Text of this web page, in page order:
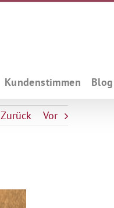
Kundenstimmen Blog
Zurück Vor